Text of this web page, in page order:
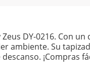
DY-0216. Con
ambiente. Su
¡Compras